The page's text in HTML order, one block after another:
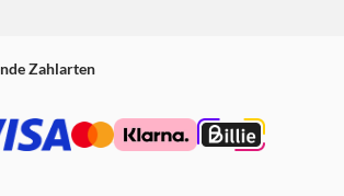
Zahlarten